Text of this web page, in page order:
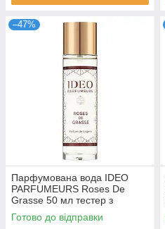
–47%
Парфумована вода IDEO
PARFUMEURS Roses De
Grasse 50 мл тестер з
кришечкою квітковий аромат
для жінок Ідео
Готово до відправки